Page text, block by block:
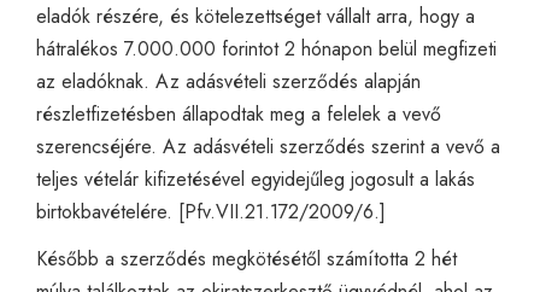
eladók részére, és kötelezettséget vállalt arra, hogy a
hátralékos 7.000.000 forintot 2 hónapon belül megfizeti
az eladóknak. Az adásvételi szerződés alapján
részletfizetésben állapodtak meg a felelek a vevő
szerencséjére. Az adásvételi szerződés szerint a vevő a
teljes vételár kifizetésével egyidejűleg jogosult a lakás
birtokbavételére. [Pfv.VII.21.172/2009/6.]
Később a szerződés megkötésétől számította 2 hét